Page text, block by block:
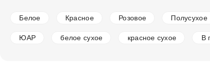
Белое Красное Розовое Полусухое
ЮАР белое сухое красное сухое В